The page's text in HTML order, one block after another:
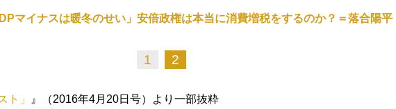
マイナスは暖冬のせい」安倍政権は本当に消費増税をするのか？＝落合陽平
1 2
ト」
』（2016年4月20日号）より一部抜粋